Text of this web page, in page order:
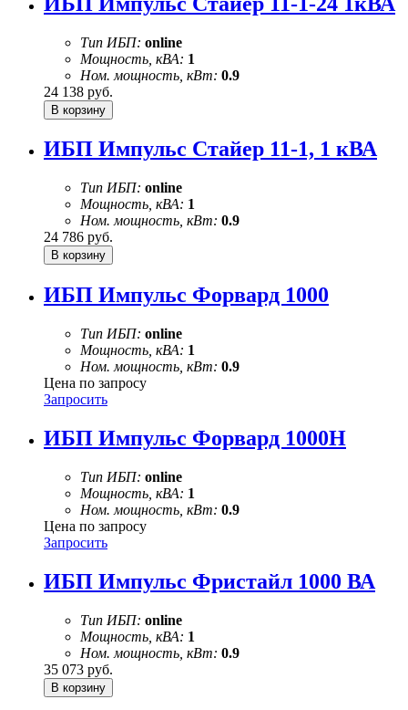
Тип ИБП: online
Мощность, кВА: 1
Ном. мощность, кВт: 0.9
24 138 руб.
ИБП Импульс Стайер 11-1, 1 кВА
Тип ИБП: online
Мощность, кВА: 1
Ном. мощность, кВт: 0.9
24 786 руб.
ИБП Импульс Форвард 1000
Тип ИБП: online
Мощность, кВА: 1
Ном. мощность, кВт: 0.9
Цена по запросу
Запросить
ИБП Импульс Форвард 1000Н
Тип ИБП: online
Мощность, кВА: 1
Ном. мощность, кВт: 0.9
Цена по запросу
Запросить
ИБП Импульс Фристайл 1000 ВА
Тип ИБП: online
Мощность, кВА: 1
Ном. мощность, кВт: 0.9
35 073 руб.